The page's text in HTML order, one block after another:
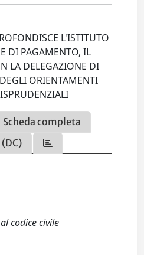
L'ISTITUTO
DI PAGAMENTO, IL
LA DELEGAZIONE DI
ORIENTAMENTI
Scheda completa
codice civile